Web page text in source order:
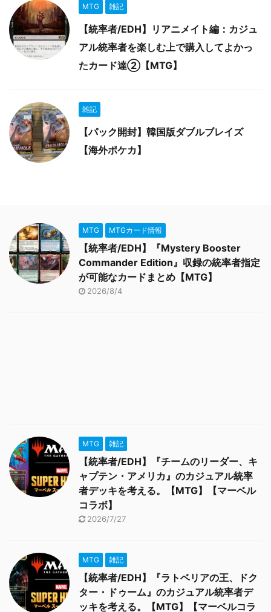
MTG 雑記
【統率者/EDH】リアニメイト編：カジュ
アル統率者を楽しむ上で購入してよかっ
たカード達②【MTG】
雑記
【パック開封】韓国版ダブルブレイズ
【海外ポケカ】
MTG MTGカード情報
【統率者/EDH】『Mystery Booster
Commander Edition』収録の統率者指定
が可能なカードまとめ【MTG】
2026/8/4
MTG 雑記
【統率者/EDH】『チームのリーダー、キ
ャプテン・アメリカ』のカジュアル統率
者デッキを考える。【MTG】【マーベル
コラボ】
2026/7/27
MTG 雑記
【統率者/EDH】『ラトベリアの王、ドク
ター・ドゥーム』のカジュアル統率者デ
ッキを考える。【MTG】【マーベルコラ